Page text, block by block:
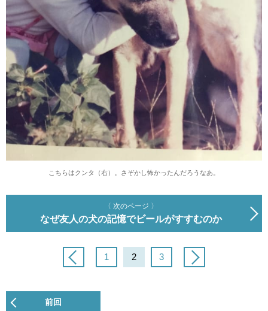
こちらはクンタ（右）。さぞかし怖かったんだろうなあ。
〈 次のページ 〉
なぜ友人の犬の記憶でビールがすすむのか
1 2 3
前回